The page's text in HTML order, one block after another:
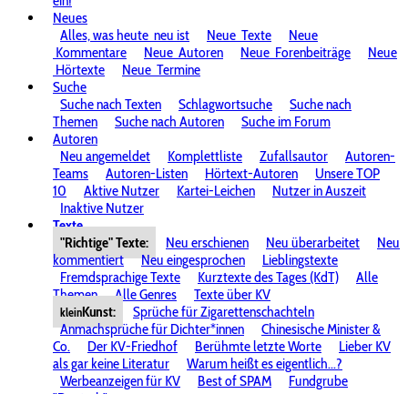
Neues
Alles, was heute neu ist Neue Texte
Neue
Kommentare
Neue Autoren Neue Forenbeiträge
Neue
Hörtexte
Neue Termine
Suche
Suche nach Texten
Schlagwortsuche
Suche nach
Themen
Suche nach Autoren
Suche im Forum
Autoren
Neu angemeldet
Komplettliste Zufallsautor
Autoren-
Teams
Autoren-Listen Hörtext-Autoren
Unsere TOP
10
Aktive Nutzer Kartei-Leichen
Nutzer in Auszeit
Inaktive Nutzer
Texte
"Richtige" Texte:
Neu erschienen Neu überarbeitet
Neu
kommentiert
Neu eingesprochen
Lieblingstexte
Fremdsprachige Texte
Kurztexte des Tages (KdT)
Alle
Themen
Alle Genres Texte über KV
kleinKunst:
Sprüche für Zigarettenschachteln
Anmachsprüche für Dichter*innen
Chinesische Minister &
Co.
Der KV-Friedhof Berühmte letzte Worte
Lieber KV
als gar keine Literatur
Warum heißt es eigentlich...?
Werbeanzeigen für KV
Best of SPAM
Fundgrube